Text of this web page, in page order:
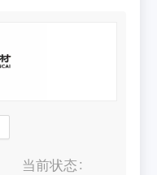
当前状态